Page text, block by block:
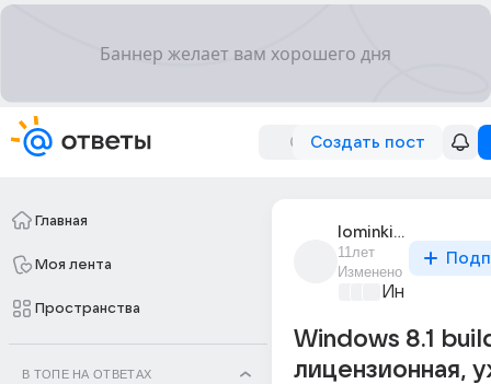
Создать пост
Главная
Моя лента
Пространства
В ТОПЕ НА ОТВЕТАХ
lominkinannna
11лет
Изменено
Windows 8.1
лицензионная,